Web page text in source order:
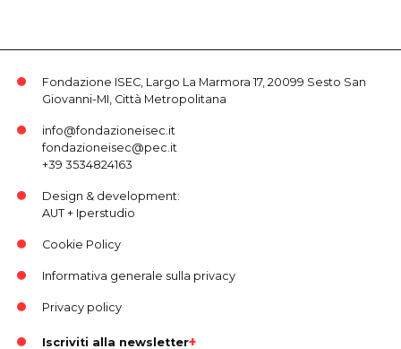
Fondazione ISEC, Largo La Marmora 17, 20099 Sesto San
Giovanni-MI, Città Metropolitana
info@fondazioneisec.it
fondazioneisec@pec.it
+39 3534824163
Design & development:
AUT+ Iperstudio
Cookie Policy
Informativa generale sulla privacy
Privacy policy
Iscriviti alla newsletter